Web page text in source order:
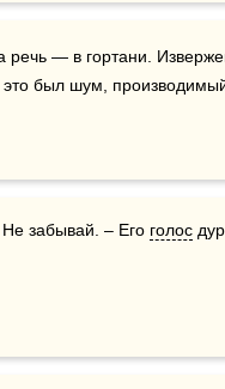
речь — в гортани.
был шум,
забывай. – Его голос